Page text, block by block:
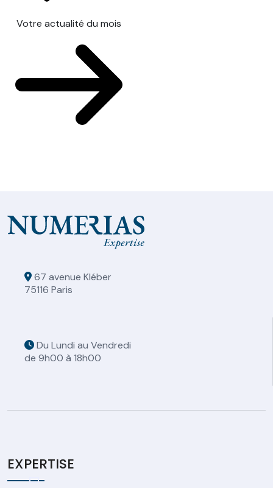
Votre actualité du mois
67 avenue Kléber
75116 Paris
Du Lundi au Vendredi
de 9h00 à 18h00
EXPERTISE